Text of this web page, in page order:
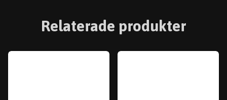
Relaterade produkter